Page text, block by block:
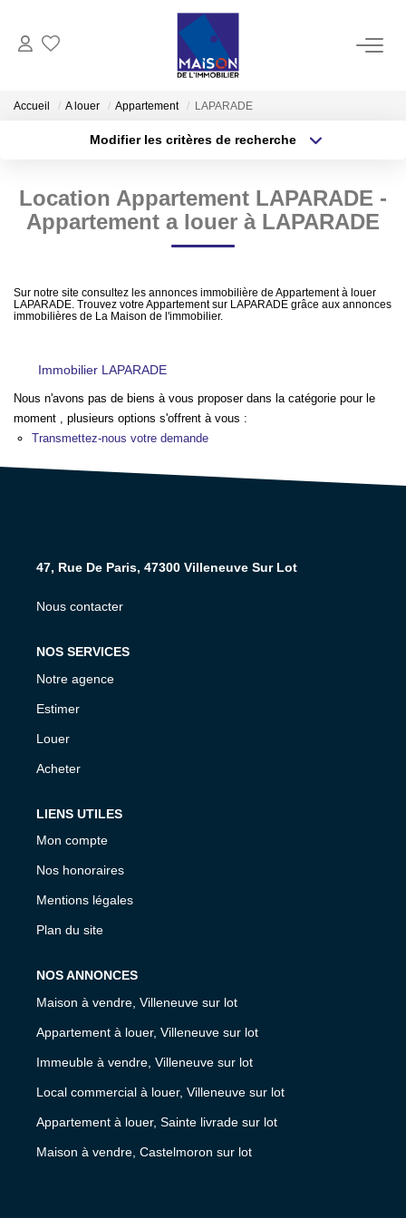
LOCATION
GESTION
Estimer Vendre
NOS AGENCES
CONTACT
EN
Accueil A louer Appartement LAPARADE
Modifier les critères de recherche
Sélectionnez...
Type de bien
Surface min
Créer une alerte
Location Appartement LAPARADE -
Appartement a louer à LAPARADE
Sur notre site consultez les annonces immobilière de Appartement à louer
LAPARADE. Trouvez votre Appartement sur LAPARADE grâce aux annonces
immobilières de La Maison de l'immobilier.
Immobilier LAPARADE
Nous n'avons pas de biens à vous proposer dans la catégorie pour le
moment , plusieurs options s'offrent à vous :
Transmettez-nous votre demande
47, Rue De Paris, 47300 Villeneuve Sur Lot
Nous contacter
NOS SERVICES
Notre agence
Estimer
Louer
Acheter
LIENS UTILES
Mon compte
Nos honoraires
Mentions légales
Plan du site
NOS ANNONCES
Maison à vendre, Villeneuve sur lot
Appartement à louer, Villeneuve sur lot
Immeuble à vendre, Villeneuve sur lot
Local commercial à louer, Villeneuve sur lot
Appartement à louer, Sainte livrade sur lot
Maison à vendre, Castelmoron sur lot